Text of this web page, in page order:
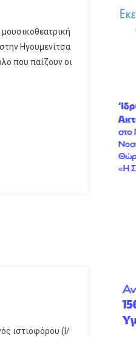
Ηγουμενίτσα
που παίζουν οι
ιστιοφόρου (Ι/